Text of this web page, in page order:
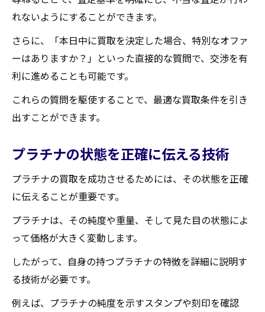
れないようにすることができます。
さらに、「本日中に買取を決定した場合、特別なオファ
ーはありますか？」といった直接的な質問で、交渉を有
利に進めることも可能です。
これらの質問を駆使することで、最適な買取条件を引き
出すことができます。
プラチナの状態を正確に伝える技術
プラチナの買取を成功させるためには、その状態を正確
に伝えることが重要です。
プラチナは、その純度や重量、そして見た目の状態によ
って価格が大きく変動します。
したがって、自身の持つプラチナの特徴を詳細に説明す
る技術が必要です。
例えば、プラチナの純度を示すスタンプや刻印を確認